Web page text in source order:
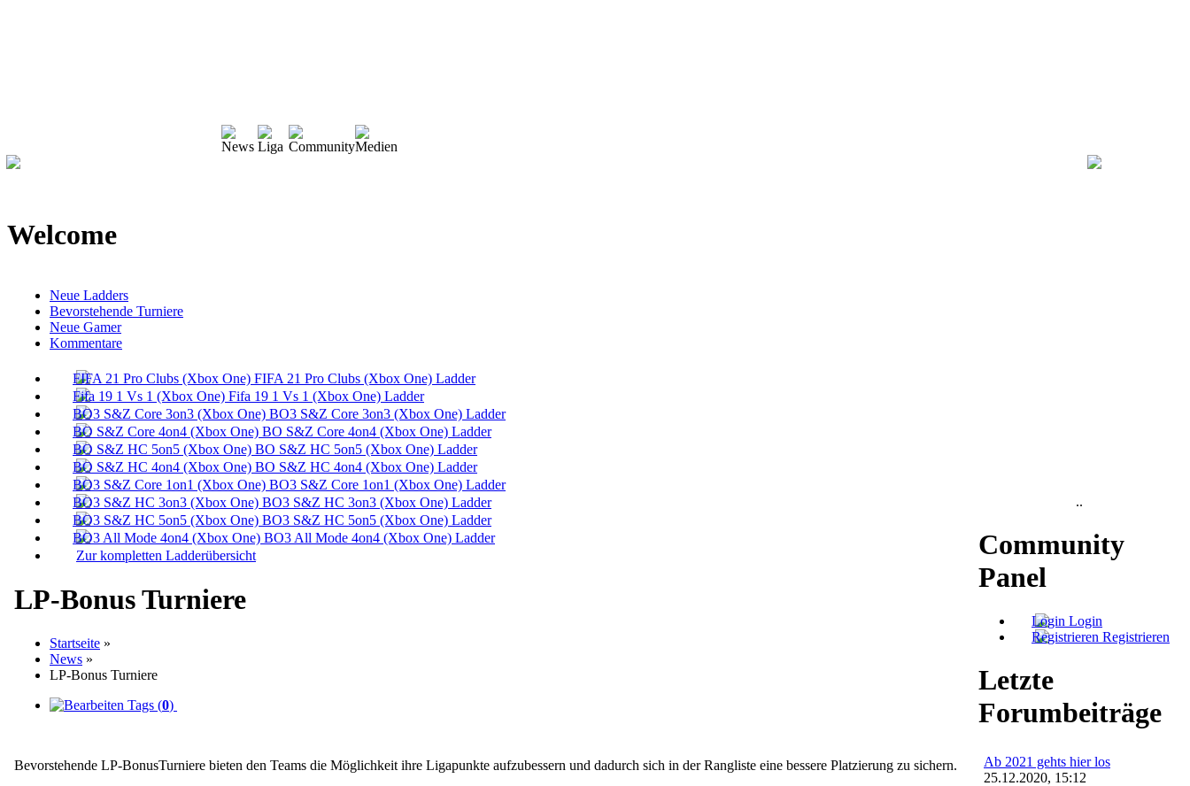
Welcome
Neue Ladders
Bevorstehende Turniere
Neue Gamer
Kommentare
FIFA 21 Pro Clubs (Xbox One) Ladder
Fifa 19 1 Vs 1 (Xbox One) Ladder
BO3 S&Z Core 3on3 (Xbox One) Ladder
BO S&Z Core 4on4 (Xbox One) Ladder
BO S&Z HC 5on5 (Xbox One) Ladder
BO S&Z HC 4on4 (Xbox One) Ladder
BO3 S&Z Core 1on1 (Xbox One) Ladder
BO3 S&Z HC 3on3 (Xbox One) Ladder
BO3 S&Z HC 5on5 (Xbox One) Ladder
BO3 All Mode 4on4 (Xbox One) Ladder
Zur kompletten Ladderübersicht
LP-Bonus Turniere
Startseite »
News »
LP-Bonus Turniere
Tags (0)
Bevorstehende LP-BonusTurniere bieten den Teams die Möglichkeit ihre Ligapunkte aufzubessern und dadurch sich in der Rangliste eine bessere Platzierung zu sichern.
..
Community
Panel
Login
Registrieren
Letzte
Forumbeiträge
Ab 2021 gehts hier los
25.12.2020, 15:12